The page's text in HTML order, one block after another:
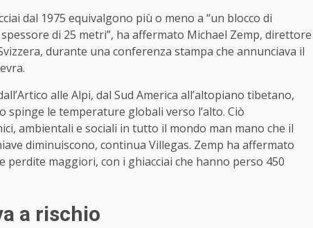
dal 1975 equivalgono più o meno a “un blocco di
di 25 metri”, ha affermato Michael Zemp, direttore
durante una conferenza stampa che annunciava il
alle Alpi, dal Sud America all’altopiano tibetano,
spinge le temperature globali verso l’alto. Ciò
ambientali e sociali in tutto il mondo man mano che il
diminuiscono, continua Villegas. Zemp ha affermato
maggiori, con i ghiacciai che hanno perso 450
a rischio